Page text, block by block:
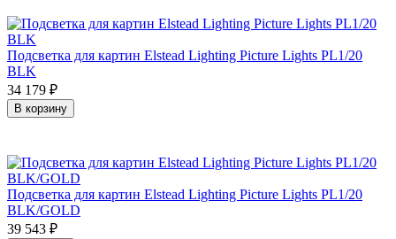
Подсветка для картин Elstead Lighting Picture Lights PL1/20
BLK
34 179 ₽
В корзину
Подсветка для картин Elstead Lighting Picture Lights PL1/20
BLK/GOLD
39 543 ₽